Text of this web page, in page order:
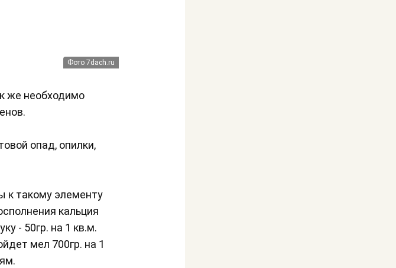
Фото 7dach.ru
же необходимо
опад, опилки,
к такому элементу
кальция
- 50гр. на 1 кв.м.
мел 700гр. на 1